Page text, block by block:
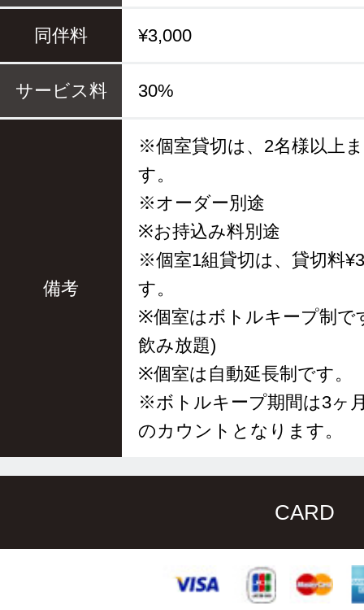
同伴料 ¥3,000
サービス料 30%
備考
※個室貸切は、2名様以上
す。
※オーダー別途
※お持込み料別途
※個室1組貸切は、貸切料
す。
※個室はボトルキープ制で
飲み放題)
※個室は自動延長制です。
※ボトルキープ期間は3ヶ
のカウントとなります。
CARD